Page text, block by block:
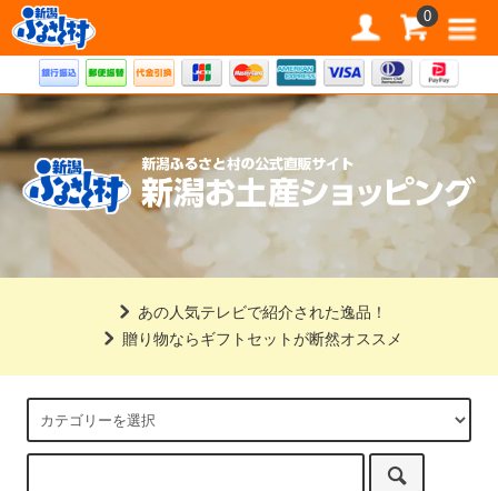
道の駅 新潟ふるさと村公式直販サイト 0
あの人気テレビで紹介された逸品！
贈り物ならギフトセットが断然オススメ